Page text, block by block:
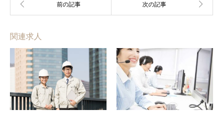
関連求人